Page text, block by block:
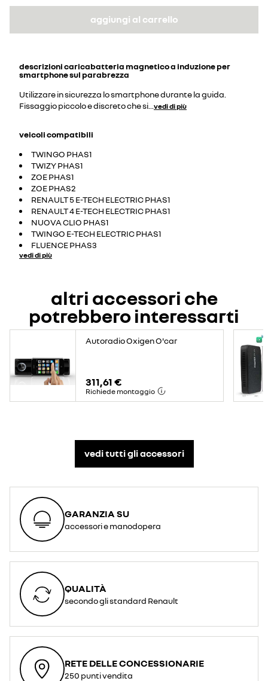
aggiungi al carrello
descrizionicaricabatteria magnetico a induzione per
smartphone sul parabrezza
Utilizzare in sicurezza lo smartphone durante la guida.
Fissaggio piccolo e discreto che si vedi di più
veicoli compatibili
TWINGO PHAS1
TWIZY PHAS1
ZOE PHAS1
ZOE PHAS2
RENAULT 5 E-TECH ELECTRIC PHAS1
RENAULT 4 E-TECH ELECTRIC PHAS1
NUOVA CLIO PHAS1
TWINGO E-TECH ELECTRIC PHAS1
FLUENCE PHAS3
vedi di più
altri accessori che
potrebbero interessarti
Autoradio Oxigen O'car
311,61 €
Richiede montaggio
vedi tutti gli accessori​
GARANZIA SU
accessori e manodopera
QUALITÀ
secondo gli standard Renault
RETE DELLE CONCESSIONARIE
250 punti vendita